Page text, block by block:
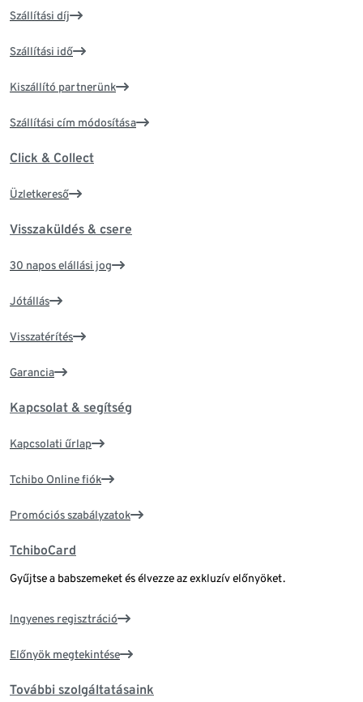
Szállítási díj
Szállítási idő
Kiszállító partnerünk
Szállítási cím módosítása
Click & Collect
Üzletkereső
Visszaküldés & csere
30 napos elállási jog
Jótállás
Visszatérítés
Garancia
Kapcsolat & segítség
Kapcsolati űrlap
Tchibo Online fiók
Promóciós szabályzatok
TchiboCard
Gyűjtse a babszemeket és élvezze az exkluzív előnyöket.
Ingyenes regisztráció
Előnyök megtekintése
További szolgáltatásaink